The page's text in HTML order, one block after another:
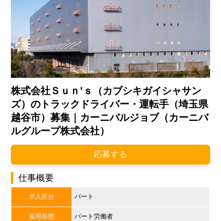
株式会社Ｓｕｎ’ｓ（カブシキガイシャサン
ズ）のトラックドライバー・運転手（埼玉県
越谷市）募集｜カーニバルジョブ（カーニバ
ルグループ株式会社）
応募する
仕事概要
求人区分 パート
雇用形態 パート労働者